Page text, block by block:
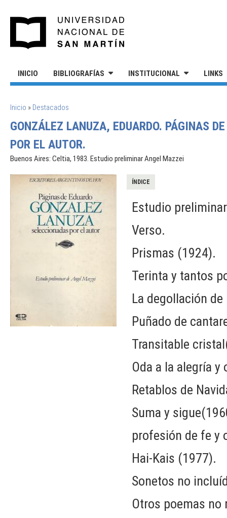
INICIO BIBLIOGRAFÍAS INSTITUCIONAL LINKS
SE ENCUENTRA USTED AQUÍ
Inicio » Destacados
GONZÁLEZ LANUZA, EDUARDO. PÁGINAS
POR EL AUTOR.
Buenos Aires: Celtia, 1983. Estudio preliminar Angel Mazzei
ÍNDICE
Estudio
Verso.
Prismas (1924).
Terinta y tantos
La degollación
Puñado de
Transitable
Oda a la alegría
Retablos de
Suma y
profesión de fe y
Hai-Kais (1977).
Sonetos no
Otros poemas